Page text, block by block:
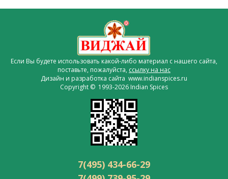
Если Вы будете использовать какой-либо материал с нашего сайта,
поставьте, пожалуйста, ссылку на нас
Дизайн и разработка сайта www.indianspices.ru
Copyright © 1993-2026 Indian Spices
7(495) 434-66-29